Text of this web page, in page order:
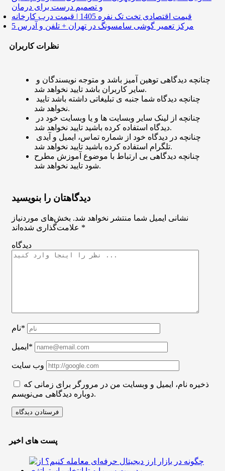
و تصمیم درست برای درمان
قیمت اقتصادی تخت تک نفره 1405 | قیمت درب کارخانه
5 مرکز تعمیر گوشی سامسونگ در تهران + تلفن و آدرس
نظرات کاربران
سایر کاربران باشد تایید نخواهد شد.
نخواهد شد.
دیدگاه استفاده کرده باشید تایید نخواهد شد.
تلگرام استفاده کرده باشید تایید نخواهد شد.
چنانچه دیدگاهی بی ارتباط با موضوع آموزش مطرح
شود تایید نخواهد شد.
دیدگاهتان را بنویسید
نشانی ایمیل شما منتشر نخواهد شد. بخش‌های موردنیاز
*
دیدگاه
نام*
ایمیل*
وب سایت
ذخیره نام، ایمیل و وبسایت من در مرورگر برای زمانی که
دوباره دیدگاهی می‌نویسم.
پست های اخیر